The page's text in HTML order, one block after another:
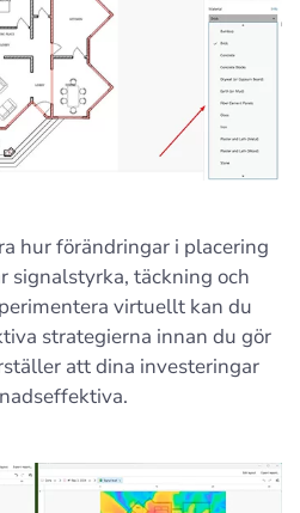
hur förändringar i placering
signalstyrka, täckning och
virtuellt kan du
strategierna innan du gör
att dina investeringar